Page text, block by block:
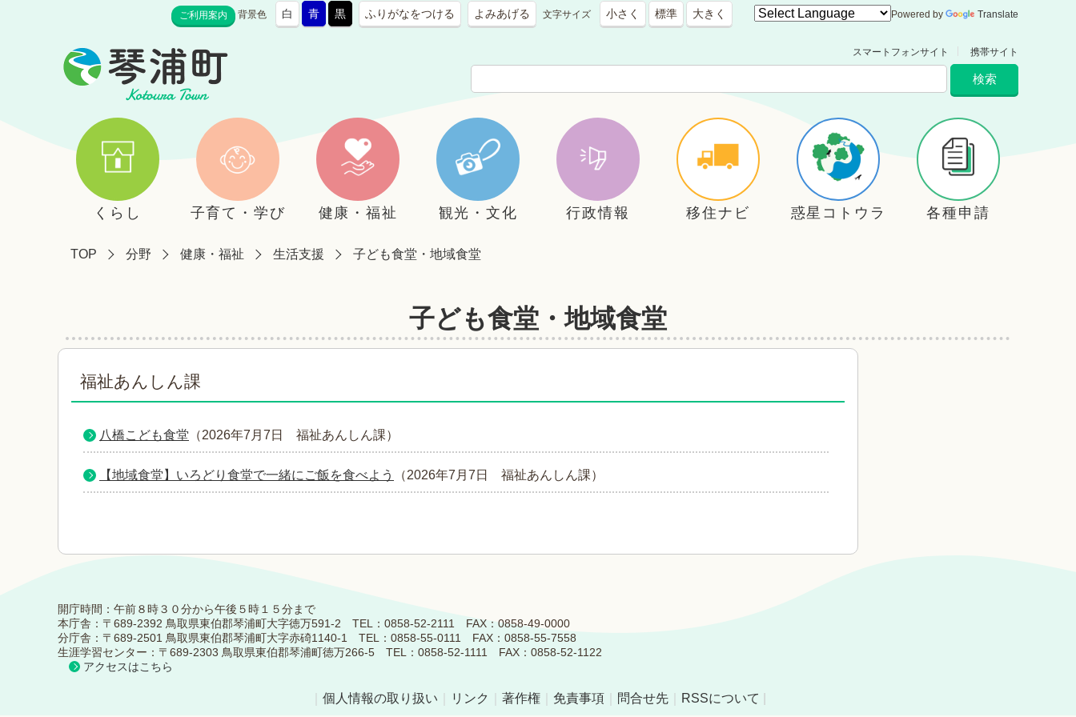
ご利用案内 背景色 白 青 黒 ふりがなをつける よみあげる 文字サイズ 小さく 標準 大きく Powered by Translate
スマートフォンサイト 携帯サイト
くらし 子育て・学び 健康・福祉 観光・文化 行政情報 移住ナビ 惑星コトウラ 各種申請
TOP 分野 健康・福祉 生活支援 子ども食堂・地域食堂
子ども食堂・地域食堂
福祉あんしん課
八橋こども食堂 （2026年7月7日 福祉あんしん課）
【地域食堂】いろどり食堂で一緒にご飯を食べよう （2026年7月7日 福祉あんしん課）
開庁時間：午前８時３０分から午後５時１５分まで
本庁舎：〒689-2392 鳥取県東伯郡琴浦町大字徳万591-2 TEL：0858-52-2111 FAX：0858-49-0000
分庁舎：〒689-2501 鳥取県東伯郡琴浦町大字赤碕1140-1 TEL：0858-55-0111 FAX：0858-55-7558
生涯学習センター：〒689-2303 鳥取県東伯郡琴浦町徳万266-5 TEL：0858-52-1111 FAX：0858-52-1122
アクセスはこちら
個人情報の取り扱い リンク 著作権 免責事項 問合せ先 RSSについて